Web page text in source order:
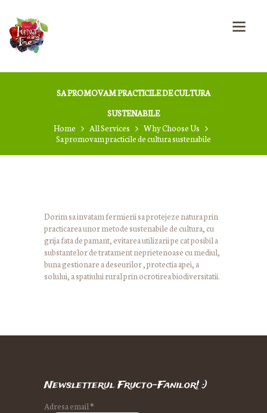
SA PROMOVAM PRACTICILE DE CULTURA
SUSTENABILE
Home
All Services
Why Choose Us
Sa promovam practicile de cultura sustenabile
Dorim sa invatam fermierii sa protejeze natura prin
practicarea unor metode sustenabile de cultura, cu
grija fata de pamant, evitarea utilizarii pe cat posibil a
substantelor de tratament neprietenoase cu mediul,
buna gestionare a deseurilor , protectia apei, a
solului, a spatiului rural prin ocrotirea biodiversitatii.
Newsletterul Fructo-Fanilor! :)
Adresa email*